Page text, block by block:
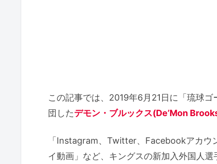
この記事では、2019年6月21日に「琉球
団したデモン・ブルックス(De’Mon
「Instagram、Twitter、Facebookアカウ
イ動画」など、キングスの新加入外国人選